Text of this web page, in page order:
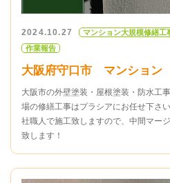
2024.10.27 マンション大規模修繕工
作業報告
大阪府守口市 マンション
大阪市の外壁塗装・屋根塗装・防水工
場の修繕工事はプラシアにお任せ下さ
社職人で施工致しますので、中間マー
致します！